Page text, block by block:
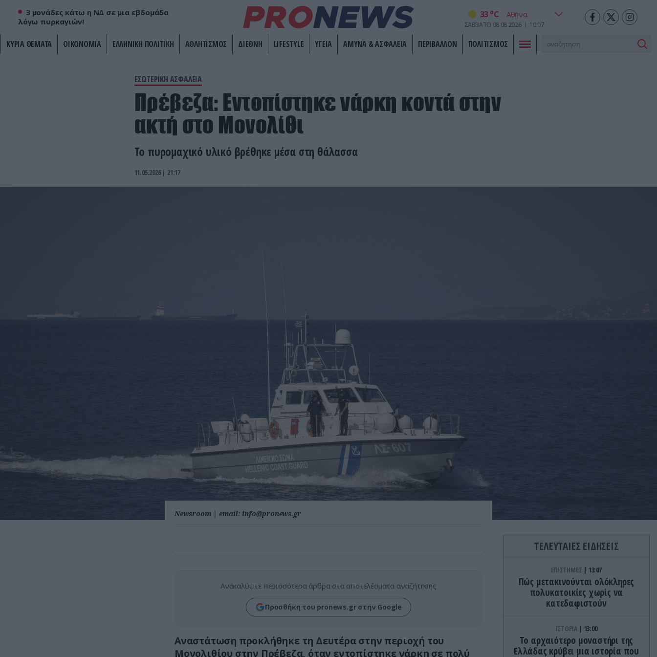
3 μονάδες κάτω η ΝΔ σε μια εβδομάδα
λόγω πυρκαγιών!
33 oC
ΣΑΒΒΑΤΟ 08 08 2026 10:07
ΚΥΡΙΑ ΘΕΜΑΤΑ ΟΙΚΟΝΟΜΙΑ ΕΛΛΗΝΙΚΗ ΠΟΛΙΤΙΚΗ ΑΘΛΗΤΙΣΜΟΣ ΔΙΕΘΝΗ LIFESTYLE ΥΓΕΙΑ ΑΜΥΝΑ & ΑΣΦΑΛΕΙΑ ΠΕΡΙΒΑΛΛΟΝ ΠΟΛΙΤΙΣΜΟΣ
ΕΣΩΤΕΡΙΚΗ ΑΣΦΑΛΕΙΑ
Πρέβεζα: Εντοπίστηκε νάρκη κοντά στην
ακτή στο Μονολίθι
Το πυρομαχικό υλικό βρέθηκε μέσα στη θάλασσα
11.05.2026 | 21:17
Newsroom | email: info@pronews.gr
Ανακαλύψτε περισσότερα άρθρα στα αποτελέσματα αναζήτησης
Προσθήκη του pronews.gr στην Google
Αναστάτωση προκλήθηκε τη Δευτέρα στην περιοχή του
Μονολιθίου στην Πρέβεζα, όταν εντοπίστηκε νάρκη σε πολύ
ΤΕΛΕΥΤΑΙΕΣ ΕΙΔΗΣΕΙΣ
ΕΠΙΣΤΗΜΕΣ 13:07
Πώς μετακινούνται ολόκληρες
πολυκατοικίες χωρίς να
κατεδαφιστούν
ΙΣΤΟΡΙΑ 13:00
Το αρχαιότερο μοναστήρι της
Ελλάδας κρύβει μια ιστορία που